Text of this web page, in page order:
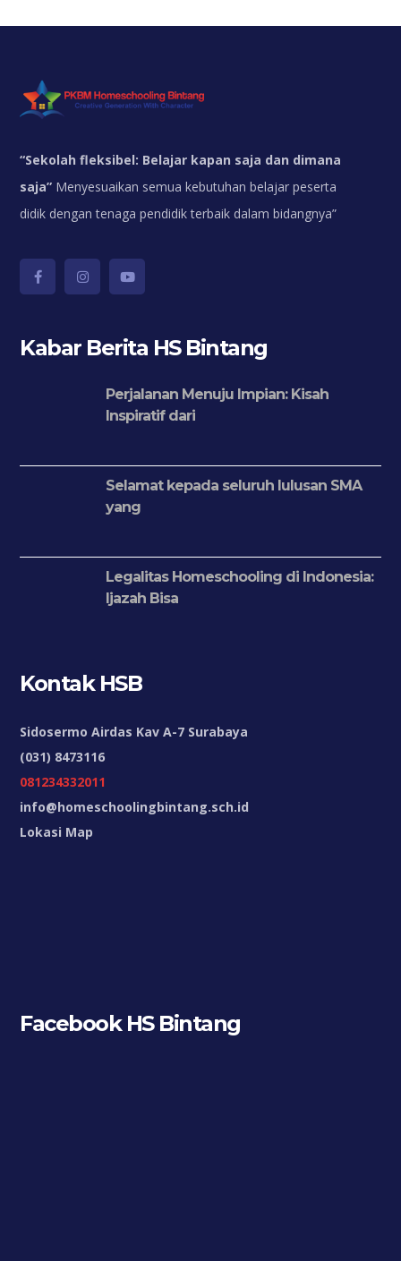
“Sekolah fleksibel: Belajar kapan saja dan dimana
saja” Menyesuaikan semua kebutuhan belajar peserta
didik dengan tenaga pendidik terbaik dalam bidangnya”
Kabar Berita HS Bintang
Perjalanan Menuju Impian: Kisah
Inspiratif dari
Selamat kepada seluruh lulusan SMA
yang
Legalitas Homeschooling di Indonesia:
Ijazah Bisa
Kontak HSB
Sidosermo Airdas Kav A-7 Surabaya
(031) 8473116
081234332011
info@homeschoolingbintang.sch.id
Lokasi Map
Facebook HS Bintang